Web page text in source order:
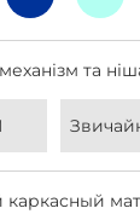
та
каркасный